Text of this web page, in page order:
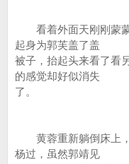
看着外面天刚刚蒙蒙
起身为郭芙盖了盖
被子，抬起头来看了看
的感觉却好似消失
了。
黄蓉重新躺倒床上，
杨过，虽然郭靖见